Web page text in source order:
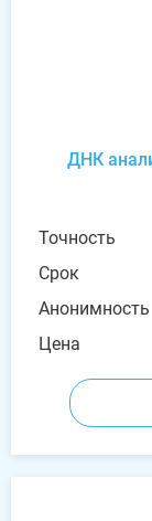
ДНК
Точность
Срок
Анонимность
Цена